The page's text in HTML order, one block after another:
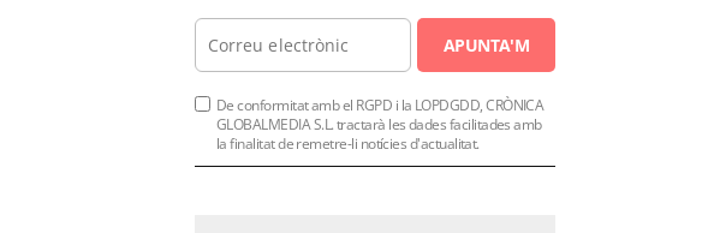
APUNTA'M
De conformitat amb el RGPD i la LOPDGDD, CRÒNICA
GLOBALMEDIA S.L. tractarà les dades facilitades amb
la finalitat de remetre-li notícies d'actualitat.